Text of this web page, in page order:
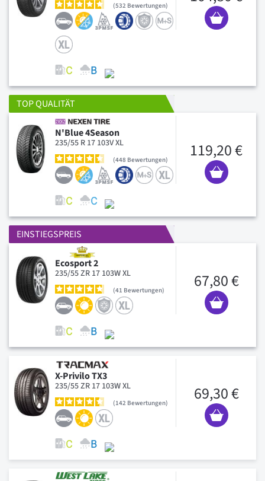
532 Bewertungen
TOP QUALITÄT
N'Blue 4Season
235/55 R 17 103V XL
448 Bewertungen 119,20 €
EINSTIEGSPREIS
Ecosport 2
235/55 ZR 17 103W XL
41 Bewertungen 67,80 €
X-Privilo TX3
235/55 ZR 17 103W XL
142 Bewertungen 69,30 €